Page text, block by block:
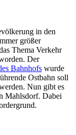
in den
größer
Thema Verkehr
Der
Bahnhofs wurde
Ostbahn soll
Nun gibt es
Mahlsdorf. Dabei